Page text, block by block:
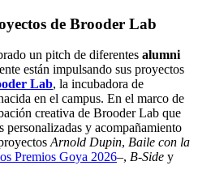
de Brooder Lab
un pitch de diferentes alumni
están impulsando sus proyectos
Lab, la incubadora de
en el campus. En el marco de
creativa de Brooder Lab que
personalizadas y acompañamiento
Arnold Dupin, Baile con la
Premios Goya 2026–, B-Side y